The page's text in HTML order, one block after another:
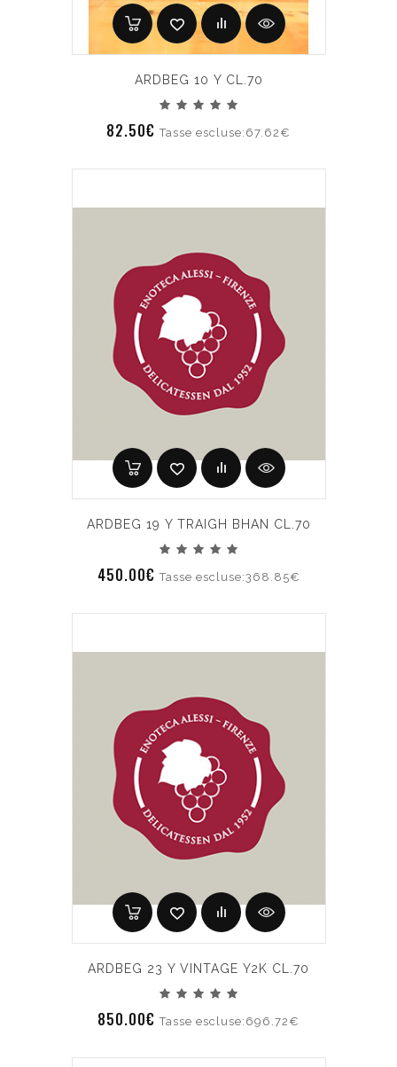
ARDBEG 10 Y CL.70
82.50€Tasse escluse:67.62€
ARDBEG 19 Y TRAIGH BHAN CL.70
450.00€Tasse escluse:368.85€
ARDBEG 23 Y VINTAGE Y2K CL.70
850.00€Tasse escluse:696.72€